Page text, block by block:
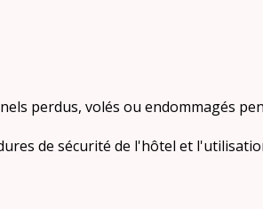
perdus, volés ou endommagés
de sécurité de l'hôtel et